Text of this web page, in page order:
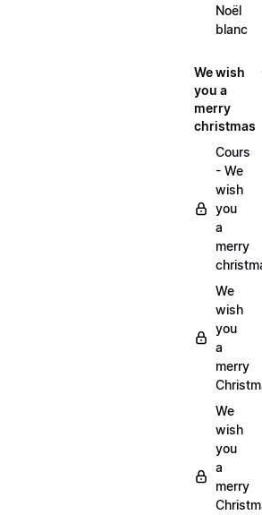
Noël
blanc
We wish
you a
merry
christmas
Cours
- We
wish
you
a
merry
We
wish
you
a
merry
We
wish
you
a
merry